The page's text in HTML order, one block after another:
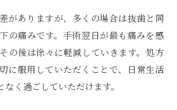
がありますが、多くの場合は抜歯と同
の痛みです。手術翌日が最も痛みを感
の後は徐々に軽減していきます。処方
に服用していただくことで、日常生活
く過ごしていただけます。